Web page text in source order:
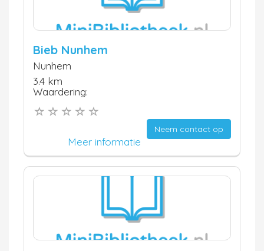
Bieb Nunhem
Nunhem
3.4 km
Waardering:
Neem contact op
Meer informatie